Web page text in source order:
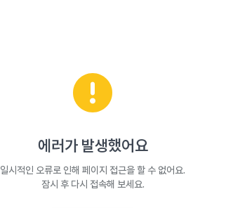
에러가 발생했어요
일시적인 오류로 인해 페이지 접근을 할 수 없어요.
잠시 후 다시 접속해 보세요.